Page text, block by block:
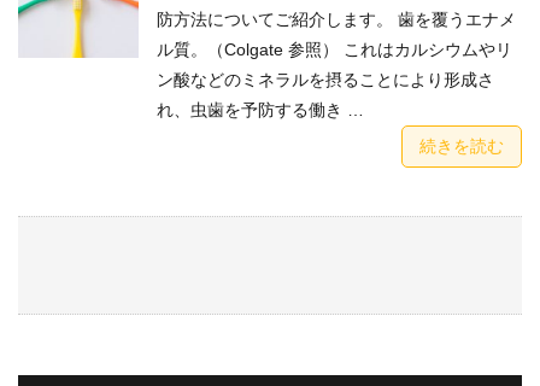
防方法についてご紹介します。 歯を覆うエナメ
ル質。（Colgate 参照） これはカルシウムやリ
ン酸などのミネラルを摂ることにより形成さ
れ、虫歯を予防する働き …
続きを読む